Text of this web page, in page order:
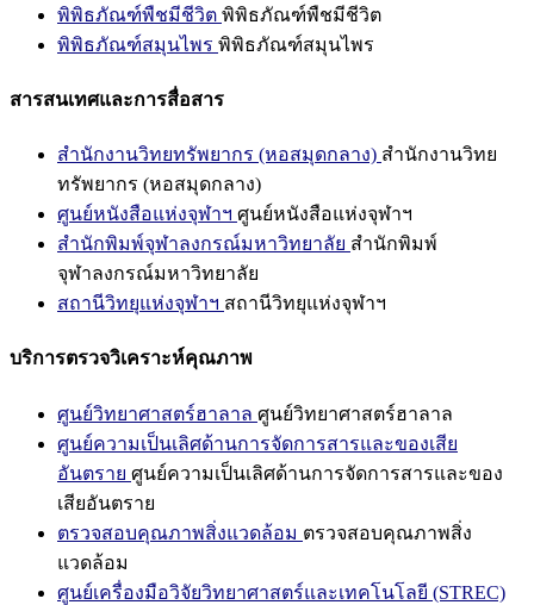
พิพิธภัณฑ์พืชมีชีวิต พิพิธภัณฑ์พืชมีชีวิต
พิพิธภัณฑ์สมุนไพร พิพิธภัณฑ์สมุนไพร
สารสนเทศและการสื่อสาร
สำนักงานวิทยทรัพยากร (หอสมุดกลาง) สำนักงานวิทย
ทรัพยากร (หอสมุดกลาง)
ศูนย์หนังสือแห่งจุฬาฯ ศูนย์หนังสือแห่งจุฬาฯ
สำนักพิมพ์จุฬาลงกรณ์มหาวิทยาลัย สำนักพิมพ์
จุฬาลงกรณ์มหาวิทยาลัย
สถานีวิทยุแห่งจุฬาฯ สถานีวิทยุแห่งจุฬาฯ
บริการตรวจวิเคราะห์คุณภาพ
ศูนย์วิทยาศาสตร์ฮาลาล ศูนย์วิทยาศาสตร์ฮาลาล
ศูนย์ความเป็นเลิศด้านการจัดการสารและของเสีย
อันตราย ศูนย์ความเป็นเลิศด้านการจัดการสารและของ
เสียอันตราย
ตรวจสอบคุณภาพสิ่งแวดล้อม ตรวจสอบคุณภาพสิ่ง
แวดล้อม
ศูนย์เครื่องมือวิจัยวิทยาศาสตร์และเทคโนโลยี (STREC)